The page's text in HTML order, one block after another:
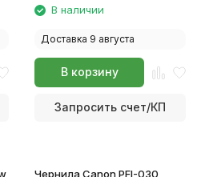
В наличии
Доставка 9 августа
В корзину
Запросить счет/КП
Чернила Canon PFI-030